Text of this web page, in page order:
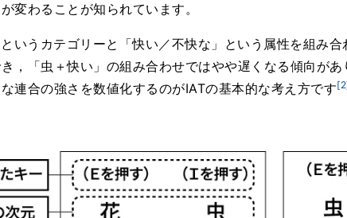
変わることが知られています。
いうカテゴリーと「快い／不快な」という属性を組み合
，「虫＋快い」の組み合わせではやや遅くなる傾向が
連合の強さを数値化するのがIATの基本的な考え方です